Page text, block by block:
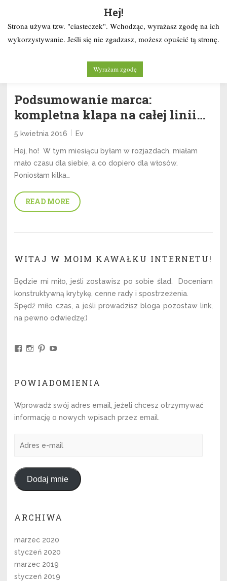
Kochaj i Twórz
Tag: drożdże piwowarskie
Podsumowanie marca:
kompletna klapa na całej linii…
5 kwietnia 2016 Ev
Hej, ho! W tym miesiącu byłam w rozjazdach, miałam
mało czasu dla siebie, a co dopiero dla włosów.
Poniosłam kilka…
READ MORE
WITAJ W MOIM KAWAŁKU INTERNETU!
Będzie mi miło, jeśli zostawisz po sobie ślad. Doceniam
konstruktywną krytykę, cenne rady i spostrzeżenia.
Spędź miło czas, a jeśli prowadzisz bloga pozostaw link,
na pewno odwiedzę:)
View
Facebook
View
Instagram
View
profile
on
on
YouTube
POWIADOMIENIA
Wprowadź swój adres email, jeżeli chcesz otrzymywać
informację o nowych wpisach przez email.
Dodaj mnie
ARCHIWA
marzec 2020
styczeń 2020
marzec 2019
styczeń 2019
Hej!
Strona używa tzw. "ciasteczek". Wchodząc, wyrażasz zgodę na ich
wykorzystywanie. Jeśli się nie zgadzasz, możesz opuścić tą stronę.
Wyrażam zgodę